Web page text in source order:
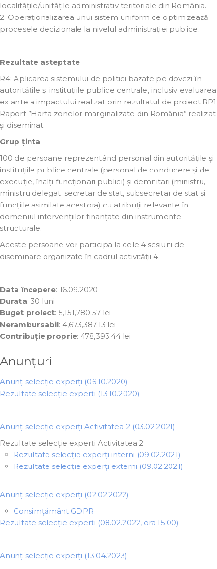
localitățile/unitățile administrativ teritoriale din România.
2. Operaționalizarea unui sistem uniform ce optimizează
procesele decizionale la nivelul administrației publice.
Rezultate asteptate
R4: Aplicarea sistemului de politici bazate pe dovezi în
autoritățile și instituțiile publice centrale, inclusiv evaluarea
ex ante a impactului realizat prin rezultatul de proiect RP1
Raport ”Harta zonelor marginalizate din România” realizat
și diseminat.
Grup ținta
100 de persoane reprezentând personal din autoritățile și
instituțiile publice centrale (personal de conducere și de
execuție, înalți funcționari publici) și demnitari (ministru,
ministru delegat, secretar de stat, subsecretar de stat și
funcțiile asimilate acestora) cu atribuții relevante în
domeniul intervențiilor finanțate din instrumente
structurale.
Aceste persoane vor participa la cele 4 sesiuni de
diseminare organizate în cadrul activității 4.
Data începere: 16.09.2020
Durata: 30 luni
Buget proiect: 5,151,780.57 lei
Nerambursabil: 4,673,387.13 lei
Contribuție proprie: 478,393.44 lei
Anunțuri
Anunț selecție experți (06.10.2020)
Rezultate selecție experți (13.10.2020)
Anunț selecție experți Activitatea 2 (03.02.2021)
Rezultate selecție experți Activitatea 2
Rezultate selecție experți interni (09.02.2021)
Rezultate selecție experți externi (09.02.2021)
Anunț selecție experți (02.02.2022)
Consimțământ GDPR
Rezultate selecție experți (08.02.2022, ora 15:00)
Anunț selecție experți (13.04.2023)